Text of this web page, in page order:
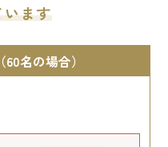
います
名の場合）